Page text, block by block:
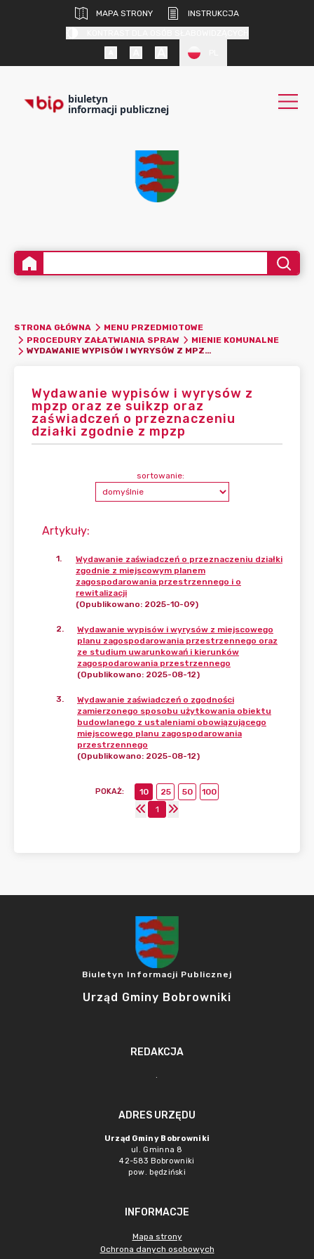
MAPA STRONY
INSTRUKCJA
biuletyn
informacji publicznej
STRONA GŁÓWNA
MENU PRZEDMIOTOWE
PROCEDURY ZAŁATWIANIA SPRAW
MIENIE KOMUNALNE
WYDAWANIE WYPISÓW I WYRYSÓW Z MPZP ORAZ ZE SUIKZP ORAZ ZAŚWIADCZEŃ O PRZEZNACZENIU DZIAŁKI ZGODNIE Z MPZP
Wydawanie wypisów i wyrysów z
mpzp oraz ze suikzp oraz
zaświadczeń o przeznaczeniu
działki zgodnie z mpzp
Artykuły:
sortowanie:
1.
Wydawanie zaświadczeń o przeznaczeniu działki
zgodnie z miejscowym planem
zagospodarowania przestrzennego i o
rewitalizacji
(Opublikowano: 2025-10-09)
2.
Wydawanie wypisów i wyrysów z miejscowego
planu zagospodarowania przestrzennego oraz
ze studium uwarunkowań i kierunków
zagospodarowania przestrzennego
(Opublikowano: 2025-08-12)
3.
Wydawanie zaświadczeń o zgodności
zamierzonego sposobu użytkowania obiektu
budowlanego z ustaleniami obowiązującego
miejscowego planu zagospodarowania
przestrzennego
(Opublikowano: 2025-08-12)
POKAŻ: 10 25 50
100
1
Biuletyn Informacji Publicznej
Urząd Gminy Bobrowniki
REDAKCJA
.
ADRES URZĘDU
Urząd Gminy Bobrowniki
ul. Gminna 8
42-583 Bobrowniki
pow. będziński
INFORMACJE
Mapa strony
Ochrona danych osobowych